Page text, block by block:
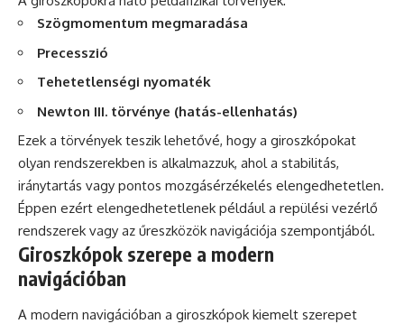
Szögmomentum megmaradása
Precesszió
Tehetetlenségi nyomaték
Newton III. törvénye (hatás-ellenhatás)
Ezek a törvények teszik lehetővé, hogy a giroszkópokat
olyan rendszerekben is alkalmazzuk, ahol a stabilitás,
iránytartás vagy pontos mozgásérzékelés elengedhetetlen.
Éppen ezért elengedhetetlenek például a repülési vezérlő
rendszerek vagy az űreszközök navigációja szempontjából.
Giroszkópok szerepe a modern
navigációban
A modern navigációban a giroszkópok kiemelt szerepet